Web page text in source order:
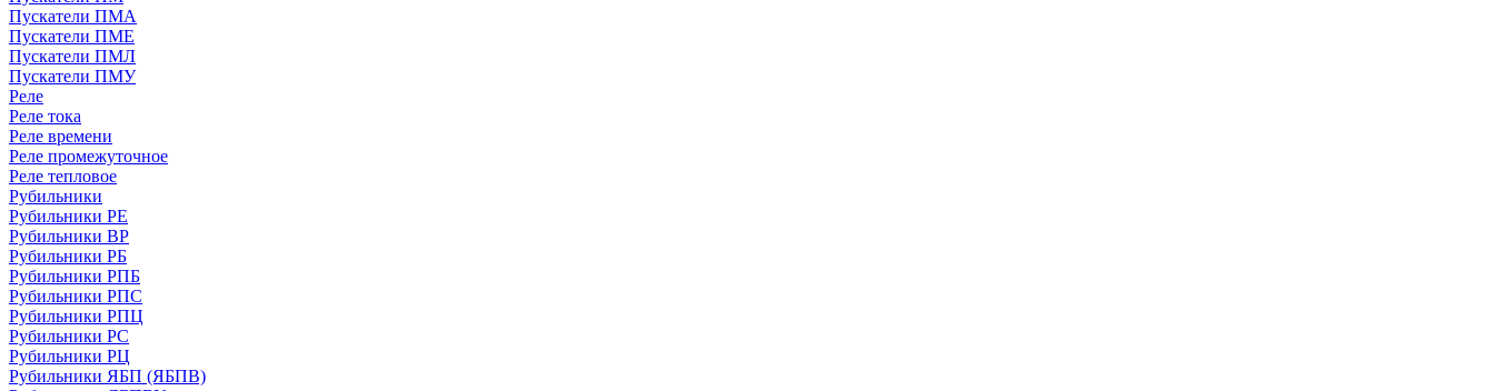
Пускатели ПМА
Пускатели ПМЕ
Пускатели ПМЛ
Пускатели ПМУ
Реле
Реле тока
Реле времени
Реле промежуточное
Реле тепловое
Рубильники
Рубильники РЕ
Рубильники ВР
Рубильники РБ
Рубильники РПБ
Рубильники РПС
Рубильники РПЦ
Рубильники РС
Рубильники РЦ
Рубильники ЯБП (ЯБПВ)